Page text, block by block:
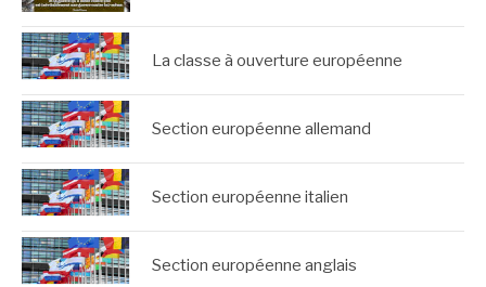
La classe à ouverture européenne
Section européenne allemand
Section européenne italien
Section européenne anglais